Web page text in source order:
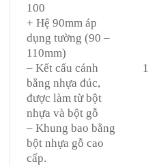
100
+ Hệ 90mm áp
dụng tường (90 –
110mm)
– Kết cấu cánh
bằng nhựa đúc,
được làm từ bột
nhựa và bột gỗ
– Khung bao bằng
bột nhựa gỗ cao
cấp.
1